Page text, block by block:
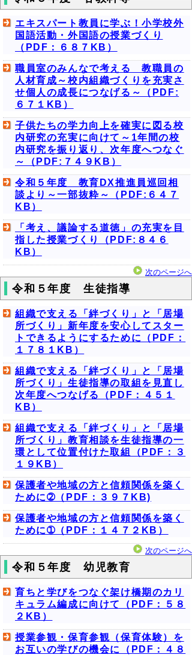
エキスパート教員に学ぶ！小学校外
国語活動・外国語の授業づくり
（PDF：６８７KB）
職員室のみんなで考える 教職員の
人材育成～校内組織づくりを充実さ
せ個人の成長につなげる～（PDF:
６７１KB）
子供たちの学力向上を確実に図る校
内研究の充実に向けて～1年間の校
内研究を振り返り、次年度へつなぐ
～（PDF:７４９KB）
令和５年度 教育DX推進員巡回相
談より～一部抜粋～（PDF:６４７
KB）
「考え、議論する道徳」の充実を目
指した授業づくり（PDF:８４６
KB）
次のページへ
令和５年度 生徒指導
組織で支える「絆づくり」と「居場
所づくり」新年度を安心してスター
トできるようにするために（PDF：
１７８１KB）
組織で支える「絆づくり」と「居場
所づくり」生徒指導の取組を見直し
次年度へつなげる（PDF：４５１
KB）
組織で支える「絆づくり」と「居場
所づくり」教育相談を生徒指導の一
環として位置付けた取組（PDF：３
１９KB）
保護者や地域の方と信頼関係を築く
ために➁（PDF：３９７KB)
保護者や地域の方と信頼関係を築く
ために➀（PDF：１４７２KB）
次のページへ
令和５年度 幼児教育
育ちと学びをつなぐ架け橋期のカリ
キュラム編成に向けて（PDF：５８
２KB）
授業参観・保育参観（保育体験）を
お互いの学びの機会に（PDF：４８